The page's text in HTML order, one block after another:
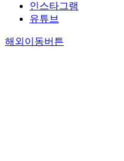
인스타그램
유튜브
해외이동버튼